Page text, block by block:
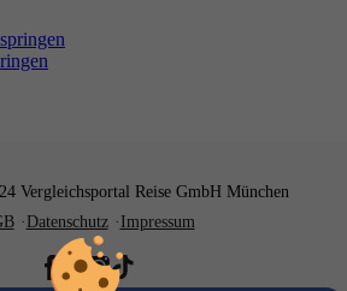
Vergleichsportal Reise GmbH München
Datenschutz Impressum